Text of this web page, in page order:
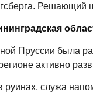
Решающий
Пруссии была
активно
руинах, служа